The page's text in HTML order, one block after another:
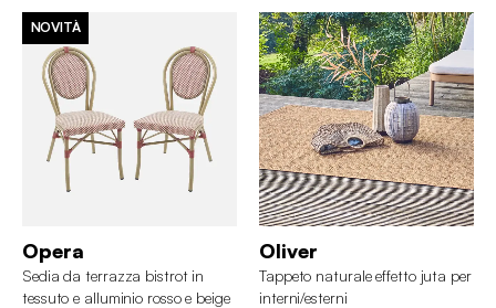
NOVITÀ
Opera
Sedia da terrazza bistrot in
tessuto e alluminio rosso e beige
Oliver
Tappeto naturale effetto juta per
interni/esterni